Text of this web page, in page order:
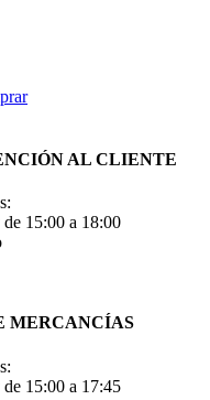
AL CLIENTE
15:00 a 18:00
MERCANCÍAS
15:00 a 17:45